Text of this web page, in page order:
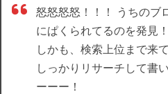
怒怒怒怒！！！ うちのブ
にぱくられてるのを発見！
しかも、検索上位まで来て
しっかりリサーチして書
ーーー！